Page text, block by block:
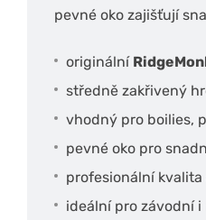
pevné oko zajišťují
originální
středně zakřivený
vhodný pro boilies,
pevné oko pro
profesionální
ideální pro závodní